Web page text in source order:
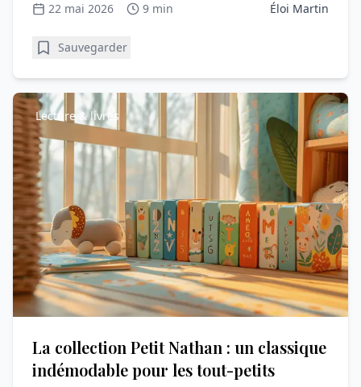
22 mai 2026 9 min Éloi Martin
Sauvegarder
Lecture & livres
La collection Petit Nathan : un classique
indémodable pour les tout-petits